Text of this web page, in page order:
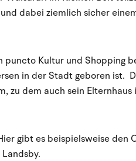
dabei ziemlich sicher
puncto Kultur und Shopping
in der Stadt geboren ist.
zu dem auch sein Elternhaus
gibt es beispielsweise den